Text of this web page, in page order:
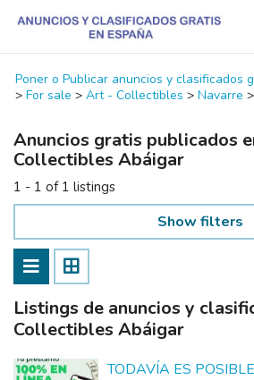
Poner o Publicar anuncios y clasificados
> For sale > Art - Collectibles > Navarre >
Anuncios gratis publicados
Collectibles Abáigar
1 - 1 of 1 listings
Show filters
Listings de anuncios y
Collectibles Abáigar
TODAVÍA ES